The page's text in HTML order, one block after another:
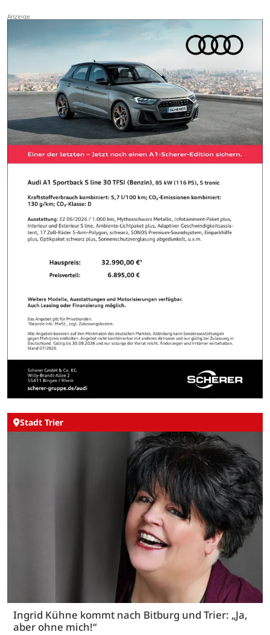
Stadt Trier
Ingrid Kühne kommt nach Bitburg und Trier: „Ja,
aber ohne mich!“